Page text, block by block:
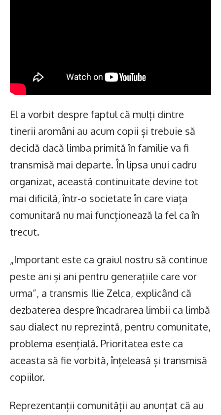
El a vorbit despre faptul că mulți dintre
tinerii aromâni au acum copii și trebuie să
decidă dacă limba primită în familie va fi
transmisă mai departe. În lipsa unui cadru
organizat, această continuitate devine tot
mai dificilă, într-o societate în care viața
comunitară nu mai funcționează la fel ca în
trecut.
„Important este ca graiul nostru să continue
peste ani și ani pentru generațiile care vor
urma”, a transmis Ilie Zelca, explicând că
dezbaterea despre încadrarea limbii ca limbă
sau dialect nu reprezintă, pentru comunitate,
problema esențială. Prioritatea este ca
aceasta să fie vorbită, înțeleasă și transmisă
copiilor.
Reprezentanții comunității au anunțat că au